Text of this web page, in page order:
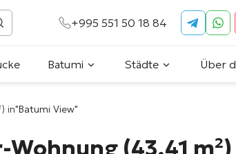
+995 551 50 18 84
Batumi Städte Über
in"Batumi View"